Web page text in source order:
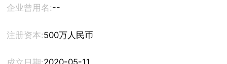
企业曾用名:--
注册资本:500万人民币